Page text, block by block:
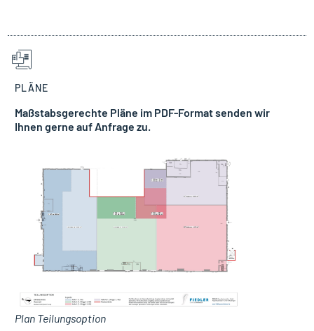
PLÄNE
Maßstabsgerechte Pläne im PDF-Format senden wir
Ihnen gerne auf Anfrage zu.
Plan Teilungsoption